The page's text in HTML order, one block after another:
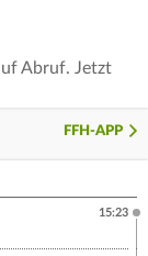
Abruf. Jetzt
FFH-APP
15:23